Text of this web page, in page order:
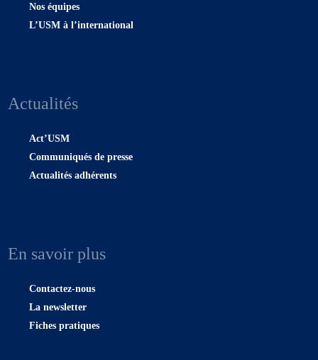
Nos équipes
L’USM à l’international
Actualités
Act’USM
Communiqués de presse
Actualités adhérents
En savoir plus
Contactez-nous
La newsletter
Fiches pratiques